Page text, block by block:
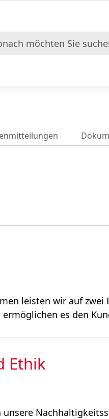
leisten wir auf
es den
Ethik
unsere